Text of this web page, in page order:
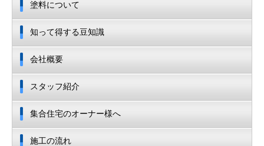
塗料について
知って得する豆知識
会社概要
スタッフ紹介
集合住宅のオーナー様へ
施工の流れ